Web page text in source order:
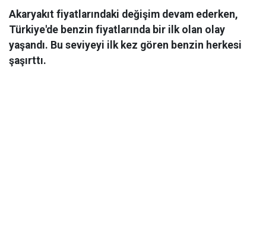
Akaryakıt fiyatlarındaki değişim devam ederken,
Türkiye'de benzin fiyatlarında bir ilk olan olay
yaşandı. Bu seviyeyi ilk kez gören benzin herkesi
şaşırttı.